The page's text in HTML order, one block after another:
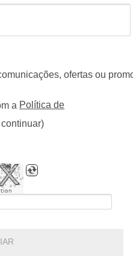
ofertas ou
a Política de